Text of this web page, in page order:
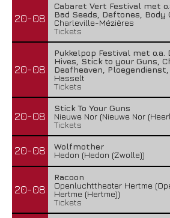
20-08
Cabaret Vert Festival met
Bad Seeds, Deftones, Body
Charleville-Mézières
Tickets
20-08
Pukkelpop Festival met o.a.
Hives, Stick to your Guns,
Deafheaven, Ploegendienst,
Hasselt
Tickets
20-08
Stick To Your Guns
Nieuwe Nor (Nieuwe Nor
Tickets
20-08
Wolfmother
Hedon (Hedon (Zwolle))
20-08
Racoon
Openluchttheater Hertme
Hertme (Hertme))
Tickets